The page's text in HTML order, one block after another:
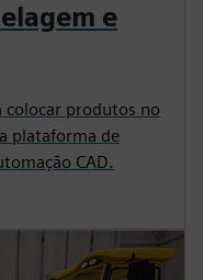
e
colocar produtos no
plataforma de
CAD.